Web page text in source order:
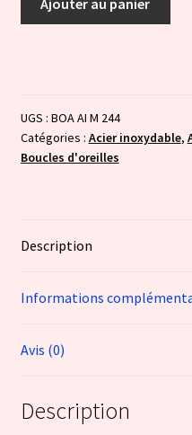
Ajouter au panier
UGS : BOA AI M 244
Catégories : Acier inoxydable,
Boucles d'oreilles
Description
Informations
Avis (0)
Description